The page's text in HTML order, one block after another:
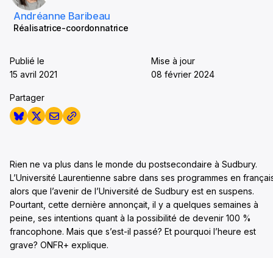
Andréanne Baribeau
Réalisatrice-coordonnatrice
Publié le
15 avril 2021
Mise à jour
08 février 2024
Partager
Rien ne va plus dans le monde du postsecondaire à Sudbury.
L’Université Laurentienne sabre dans ses programmes en
alors que l’avenir de l’Université de Sudbury est en suspens.
Pourtant, cette dernière annonçait, il y a quelques semaines à
peine, ses intentions quant à la possibilité de devenir 100 %
francophone. Mais que s’est-il passé? Et pourquoi l’heure est
grave? ONFR+ explique.